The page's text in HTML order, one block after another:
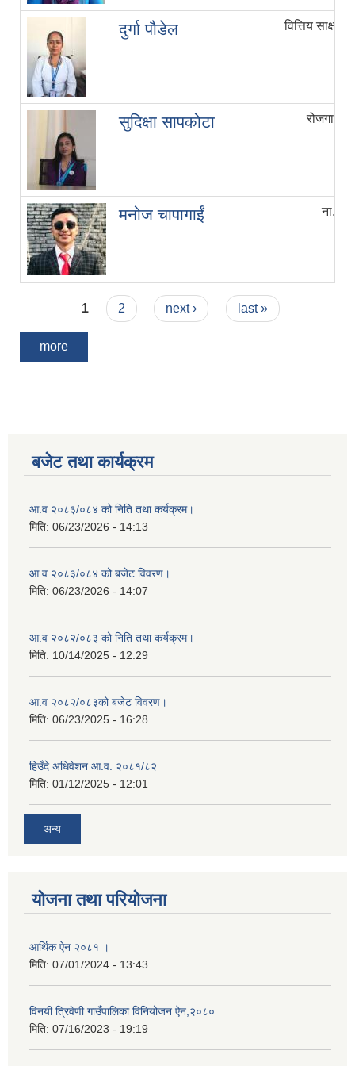
दुर्गा पौडेल वित्तिय
सुदिक्षा सापकोटा रोजगार
मनोज चापागाईं
Pages
1 2 next › last »
more
बजेट तथा कार्यक्रम
आ.व २०८३/०८४ को निति तथा कर्यक्रम।
मिति: 06/23/2026 - 14:13
आ.व २०८३/०८४ को बजेट विवरण।
मिति: 06/23/2026 - 14:07
आ.व २०८२/०८३ को निति तथा कर्यक्रम।
मिति: 10/14/2025 - 12:29
आ.व २०८२/०८३को बजेट विवरण।
मिति: 06/23/2025 - 16:28
हिउँदे अधिवेशन आ.व. २०८१/८२
मिति: 01/12/2025 - 12:01
अन्य
योजना तथा परियोजना
आर्थिक ऐन २०८१ ।
मिति: 07/01/2024 - 13:43
विनयी त्रिवेणी गाउँपालिका विनियोजन ऐन,२०८०
मिति: 07/16/2023 - 19:19